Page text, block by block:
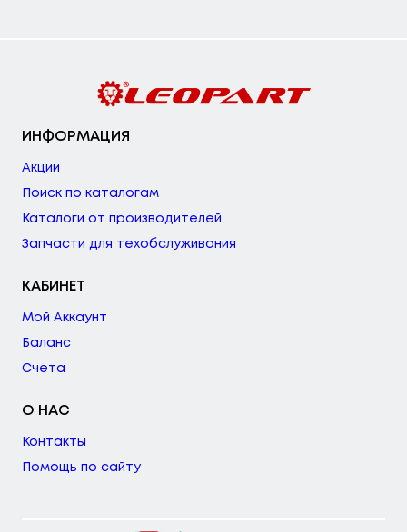
ИНФОРМАЦИЯ
Акции
Поиск по каталогам
Каталоги от производителей
Запчасти для техобслуживания
КАБИНЕТ
Мой Аккаунт
Баланс
Счета
О НАС
Контакты
Помощь по сайту